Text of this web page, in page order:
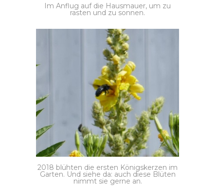
Im Anflug auf die Hausmauer, um zu
rasten und zu sonnen.
2018 blühten die ersten Königskerzen im
Garten. Und siehe da: auch diese Blüten
nimmt sie gerne an.